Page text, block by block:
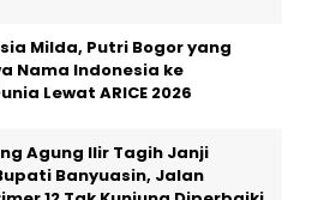
Milda, Putri Bogor yang
Nama Indonesia ke
Lewat ARICE 2026
Agung Ilir Tagih Janji
Banyuasin, Jalan